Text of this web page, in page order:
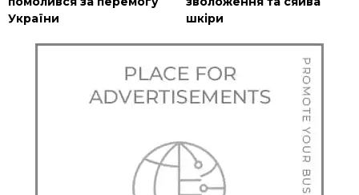
України
шкіри